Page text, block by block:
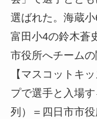
選ばれた。海蔵小
富田小4の鈴木蒼
市役所へチームの
【マスコットキ
プで選手と入場
列）＝四日市市役